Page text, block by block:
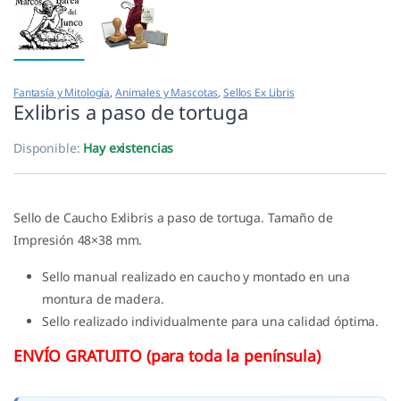
Fantasía y Mitología, Animales y Mascotas,Sellos Ex Libris
Exlibris a paso de tortuga
Disponible: Hay existencias
Sello de Caucho Exlibris a paso de tortuga. Tamaño de
Impresión 48×38 mm.
Sello manual realizado en caucho y montado en una
montura de madera.
Sello realizado individualmente para una calidad óptima.
ENVÍO GRATUITO (para toda la península)